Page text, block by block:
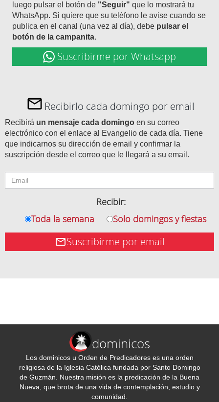
luego pulsar el botón de "Seguir" que lo mostrará tu
WhatsApp. Si quiere que su teléfono le avise cuando se
publica en el canal (una vez al día), debe pulsar el
botón de la campanita.
Suscribirme por Whatsapp
Recibirlo cada domingo por email
Recibirá un mensaje cada domingo en su correo
electrónico con el enlace al Evangelio de cada día. Tiene
que indicarnos su dirección de email y confirmar la
suscripción desde el correo que le llegará a su email.
Recibir:
Toda la semana
Solo domingos y fiestas
Suscribirme por email
dominicos
Los dominicos u Orden de Predicadores es una orden
religiosa de la Iglesia Católica fundada por Santo Domingo
de Guzmán. Nuestra misión es la predicación de la Buena
Nueva, que brota de una vida de contemplación, estudio y
comunidad.